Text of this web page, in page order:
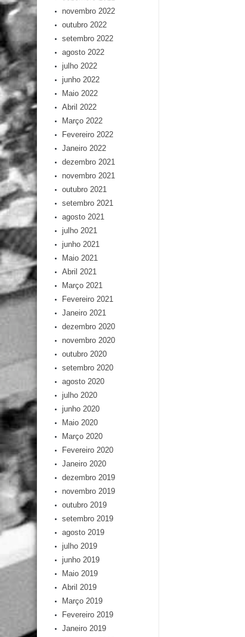
novembro 2022
outubro 2022
setembro 2022
agosto 2022
julho 2022
junho 2022
Maio 2022
Abril 2022
Março 2022
Fevereiro 2022
Janeiro 2022
dezembro 2021
novembro 2021
outubro 2021
setembro 2021
agosto 2021
julho 2021
junho 2021
Maio 2021
Abril 2021
Março 2021
Fevereiro 2021
Janeiro 2021
dezembro 2020
novembro 2020
outubro 2020
setembro 2020
agosto 2020
julho 2020
junho 2020
Maio 2020
Março 2020
Fevereiro 2020
Janeiro 2020
dezembro 2019
novembro 2019
outubro 2019
setembro 2019
agosto 2019
julho 2019
junho 2019
Maio 2019
Abril 2019
Março 2019
Fevereiro 2019
Janeiro 2019